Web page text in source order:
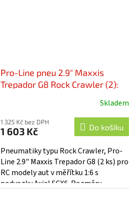
Pro-Line pneu 2.9" Maxxis
Trepador G8 Rock Crawler (2):
Skladem
1 325 Kč bez DPH
1 603 Kč Do košíku
Pneumatiky typu Rock Crawler, Pro-
Line 2.9" Maxxis Trepador G8 (2 ks) pro
RC modely aut v měřítku 1:6 s
podvozky Axial SCX6. Rozměry